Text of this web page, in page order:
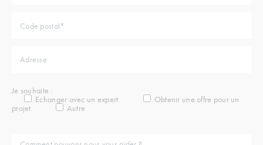
Je souhaite :
Echanger avec un expert
Obtenir une offre pour un
projet
Autre